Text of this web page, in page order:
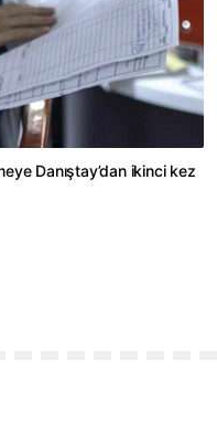
Danıştay’dan ikinci kez